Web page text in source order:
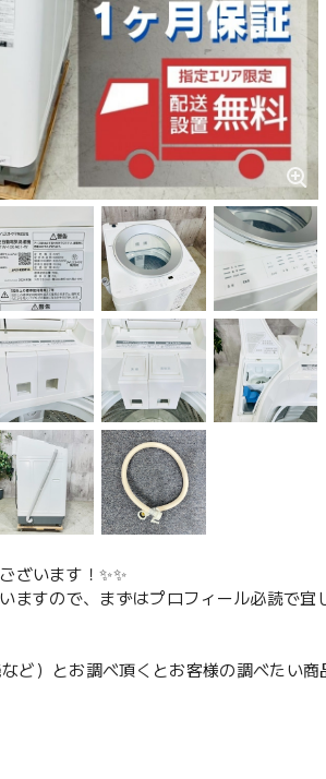
ざいます！✨✨
ますので、まずはプロフィール必読で宜
ど）とお調べ頂くとお客様の調べたい商